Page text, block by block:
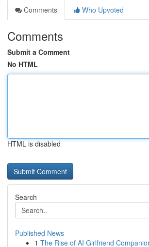
Comments
Who Upvoted
Comments
Submit a Comment
No HTML
HTML is disabled
Search
Published News
1 The Rise of AI Girlfriend